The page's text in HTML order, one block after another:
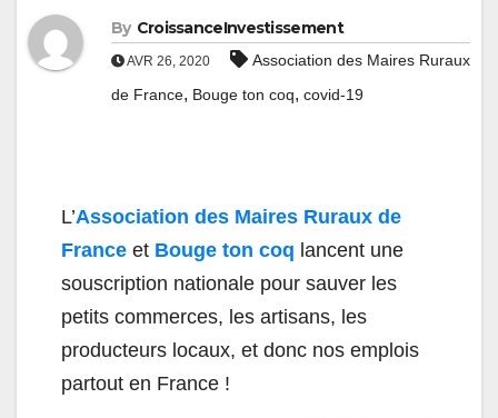
By CroissanceInvestissement
AVR 26, 2020
Association des Maires Ruraux
de France, Bouge ton coq, covid-19
L’Association des Maires Ruraux de
France et Bouge ton coq lancent une
souscription nationale pour sauver les
petits commerces, les artisans, les
producteurs locaux, et donc nos emplois
partout en France !